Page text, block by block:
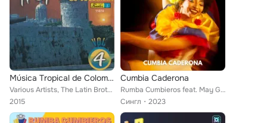
Música Tropical de Colombia, Vol. 4
Various Artists, The Latin Brothers, Rodolfo Aicardi, Afrosound, Orquesta Melodia, Los Corraleros De Majagual, La Orquesta De Ra...
2015
Cumbia Caderona
Rumba Cumbieros feat. May González
Сингл
2023